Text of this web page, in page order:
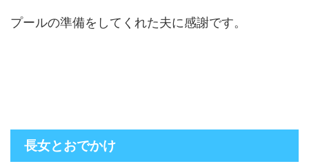
プールの準備をしてくれた夫に感謝です。
長女とおでかけ